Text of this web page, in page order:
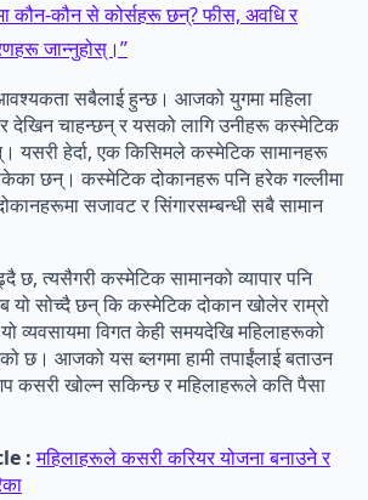
कौन-कौन से कोर्सहरू छन्? फीस, अवधि र
जान्नुहोस्।”
सबैलाई हुन्छ। आजको युगमा महिला
देखिन चाहन्छन् र यसको लागि उनीहरू कस्मेटिक
यसरी हेर्दा, एक किसिमले कस्मेटिक सामानहरू
छन्। कस्मेटिक दोकानहरू पनि हरेक गल्लीमा
सजावट र सिंगारसम्बन्धी सबै सामान
छ, त्यसैगरी कस्मेटिक सामानको व्यापार पनि
सोच्दै छन् कि कस्मेटिक दोकान खोलेर राम्रो
व्यवसायमा विगत केही समयदेखि महिलाहरूको
छ। आजको यस ब्लगमा हामी तपाईंलाई बताउन
कसरी खोल्न सकिन्छ र महिलाहरूले कति पैसा
:महिलाहरूले कसरी करियर योजना बनाउने र